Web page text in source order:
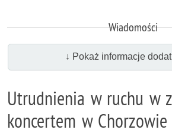
Wiadomości
↓ Pokaż informacje
Utrudnienia w ruchu w
koncertem w Chorzowie